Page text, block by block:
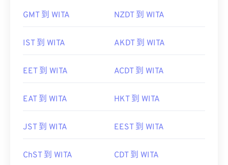
GMT 到 WITA NZDT 到 WITA
IST 到 WITA AKDT 到 WITA
EET 到 WITA ACDT 到 WITA
EAT 到 WITA HKT 到 WITA
JST 到 WITA EEST 到 WITA
ChST 到 WITA CDT 到 WITA